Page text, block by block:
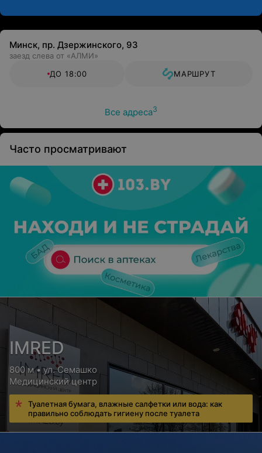
Минск, пр. Дзержинского, 93
заезд слева от «АЛМИ»
ДО 18:00
МАРШРУТ
Все адреса3
Часто просматривают
IMRED
800 м • ул. Семашко
Медицинский центр
Туалетная бумага, влажные салфетки или вода: как
правильно соблюдать гигиену после туалета